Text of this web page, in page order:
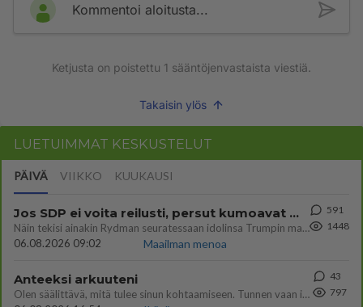
Kommentoi aloitusta...
Ketjusta on poistettu 1 sääntöjenvastaista viestiä.
Takaisin ylös
LUETUIMMAT KESKUSTELUT
PÄIVÄ VIIKKO KUUKAUSI
Jos SDP ei voita reilusti, persut kumoavat demokratian Suomesta
Näin tekisi ainakin Rydman seuratessaan idolinsa Trumpin mallia https://www.is.fi/politiikka/art-2000012187244.html
06.08.2026 09:02
Maailman menoa
591
1448
Anteeksi arkuuteni
Olen säälittävä, mitä tulee sinun kohtaamiseen. Tunnen vaan itseni todella epävarmaksi sun kanssa. Jos minun olisi pitän
43
797